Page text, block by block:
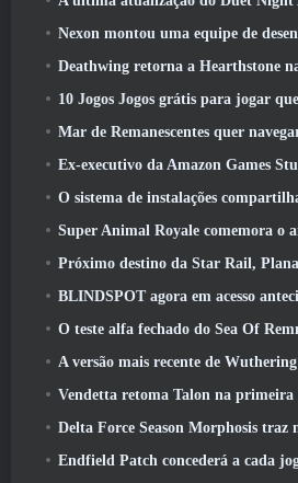
Nexon montou uma equipe de desenvolvimento de StarCraft Shooter
Deathwing retorna a Hearthstone na
10 Jogos Jogos grátis para jogar que você pode ter esquecido que
Mar de Remanescentes quer navegar
Ex-executivo da Amazon Games Studios liderará a
O sistema de instalações compartilhadas da
Super Animal Royale comemora o ano novo lunar com três
Próximo destino da Star Rail,
BLINDSPOT agora em acesso
O teste alfa fechado do Sea Of
A versão mais recente de Wuthering Waves traz grandes quedas de
Vendetta retoma Talon na primeira história de um ano em Overwatch
Delta Force Season Morphosis traz novo mapa, Modos, E
Endfield Patch concederá a cada jogador um personagem